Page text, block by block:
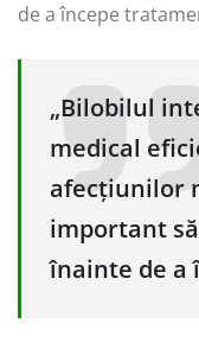
de a începe
„Bilobilul
medical
afecțiunilor
important
înainte de a